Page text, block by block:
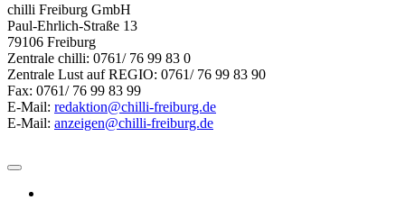
chilli Freiburg GmbH
Paul-Ehrlich-Straße 13
79106 Freiburg
Zentrale chilli: 0761/ 76 99 83 0
Zentrale Lust auf REGIO: 0761/ 76 99 83 90
Fax: 0761/ 76 99 83 99
E-Mail: redaktion@chilli-freiburg.de
E-Mail: anzeigen@chilli-freiburg.de